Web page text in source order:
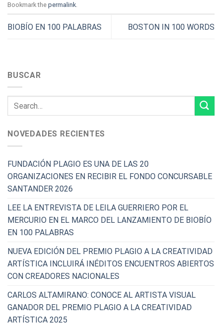
Bookmark the permalink
BIOBÍO EN 100 PALABRAS BOSTON IN 100 WORDS
BUSCAR
NOVEDADES RECIENTES
FUNDACIÓN PLAGIO ES UNA DE LAS 20
ORGANIZACIONES EN RECIBIR EL FONDO CONCURSABLE
SANTANDER 2026
LEE LA ENTREVISTA DE LEILA GUERRIERO POR EL
MERCURIO EN EL MARCO DEL LANZAMIENTO DE BIOBÍO
EN 100 PALABRAS
NUEVA EDICIÓN DEL PREMIO PLAGIO A LA CREATIVIDAD
ARTÍSTICA INCLUIRÁ INÉDITOS ENCUENTROS ABIERTOS
CON CREADORES NACIONALES
CARLOS ALTAMIRANO: CONOCE AL ARTISTA VISUAL
GANADOR DEL PREMIO PLAGIO A LA CREATIVIDAD
ARTÍSTICA 2025